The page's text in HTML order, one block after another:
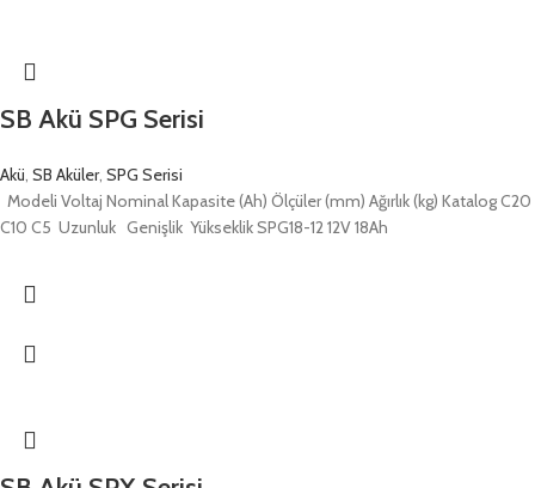
SB Akü SPG Serisi
Akü, SB Aküler, SPG Serisi
Modeli Voltaj Nominal Kapasite (Ah) Ölçüler (mm) Ağırlık (kg) Katalog C20
C10 C5 Uzunluk Genişlik Yükseklik SPG18-12 12V 18Ah